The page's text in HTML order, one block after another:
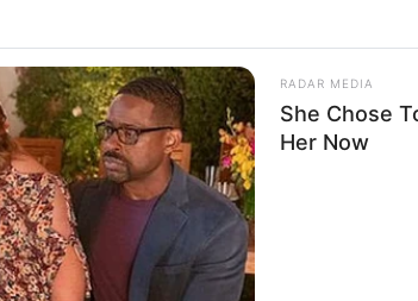
egy panelház hatodik emeletéről
szerint közigazgatási eljárás
RADAR MEDIA
She Chose
Her Now